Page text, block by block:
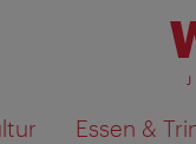
Essen &